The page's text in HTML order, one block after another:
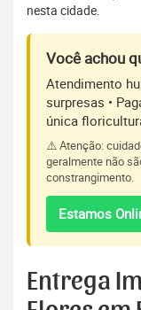
nesta cidade.
Você achou
Atendimento
surpresas •
única
⚠️ Atenção:
geralmente não
constrangimento.
Estamos
Entrega